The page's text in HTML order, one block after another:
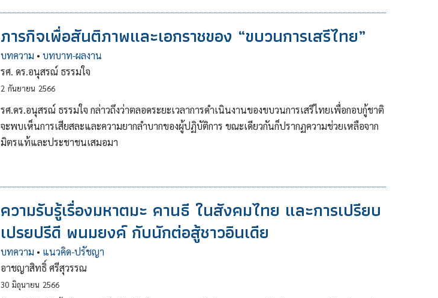
ภารกิจเพื่อสันติภาพและเอกราชของ “ขบวนการเสรีไทย”
บทความ • บทบาท-ผลงาน
รศ. ดร.อนุสรณ์ ธรรมใจ
2 กันยายน 2566
รศ.ดร.อนุสรณ์ ธรรมใจ กล่าวถึงว่าตลอดระยะเวลาการดำเนินงานของขบวนการเสรีไทยเพื่อกอบกู้ชาติ
จะพบเห็นการเสียสละและความยากลำบากของผู้ปฏิบัติการ ขณะเดียวกันก็ปรากฏความช่วยเหลือจาก
มิตรแท้และประชาชนเสมอมา
ความรับรู้เรื่องมหาตมะ คานธี ในสังคมไทย และการเปรียบ
เปรยปรีดี พนมยงค์ กับนักต่อสู้ชาวอินเดีย
บทความ • แนวคิด-ปรัชญา
อาชญาสิทธิ์ ศรีสุวรรณ
30 มิถุนายน 2566